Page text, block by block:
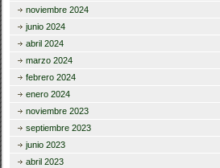
noviembre 2024
junio 2024
abril 2024
marzo 2024
febrero 2024
enero 2024
noviembre 2023
septiembre 2023
junio 2023
abril 2023